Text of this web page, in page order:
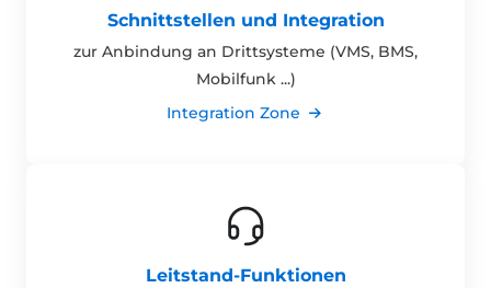
Schnittstellen und Integration
zur Anbindung an Drittsysteme (VMS, BMS,
Mobilfunk ...)
Integration Zone
Leitstand-Funktionen